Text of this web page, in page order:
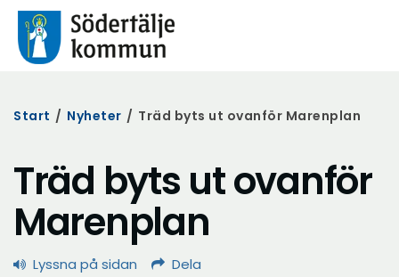
Start / Nyheter / Träd byts ut ovanför Marenplan
Träd byts ut ovanför
Marenplan
Lyssna på sidan Dela